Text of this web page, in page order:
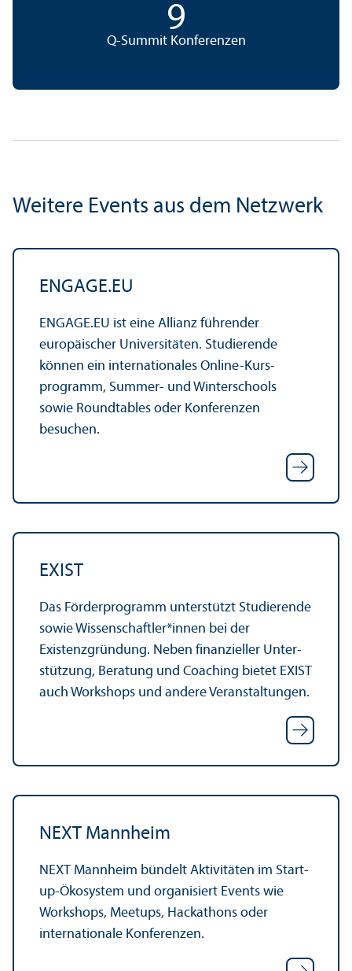
9
Q-Summit Konferenzen
Weitere Events aus dem Netzwerk
ENGAGE.EU
ENGAGE.EU ist eine Allianz führender
europäischer Universitäten. Studierende
können ein internationales Online-Kurs­
programm, Summer- und Winterschools
sowie Roundtables oder Konferenzen
besuchen.
EXIST
Das Förder­programm unter­stützt Studierende
sowie Wissenschaft­ler*innen bei der
Existenzgründung. Neben finanz­ieller Unter­
stützung, Beratung und Coaching bietet EXIST
auch Workshops und andere Veranstaltungen.
NEXT Mannheim
NEXT Mannheim bündelt Aktivitäten im Start-
up-Öko­system und organisiert Events wie
Workshops, Meetups, Hackathons oder
internationale Konferenzen.